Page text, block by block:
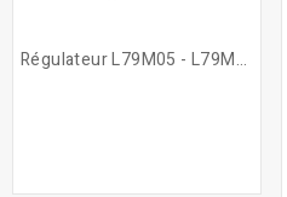
Régulateur L79M05 - L79M24